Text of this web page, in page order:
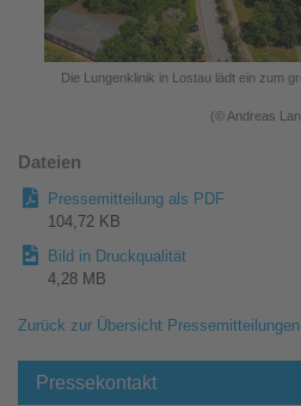
Die Lungenklinik in Lostau lädt ein zum
(© Andreas
Dateien
Pressemitteilung als PDF
104,72 KB
Bild in Druckqualität
4,28 MB
Zurück zur Übersicht Pressemitteilungen
Pressekontakt